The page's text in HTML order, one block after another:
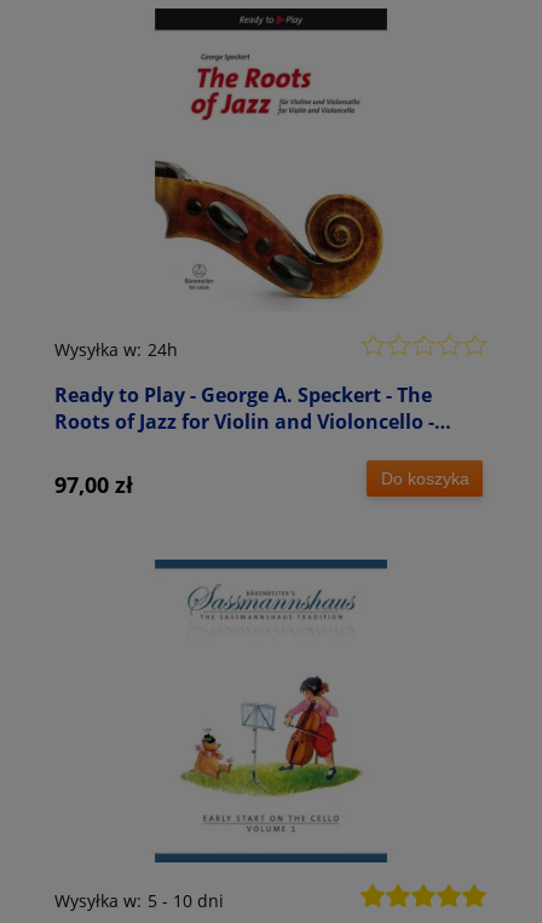
Ready to Play - George A. Speckert - The
Roots of Jazz for Violin and Violoncello -
Wysyłka w: 24h
97,00 zł Do koszyka
Wysyłka w: 5 - 10 dni